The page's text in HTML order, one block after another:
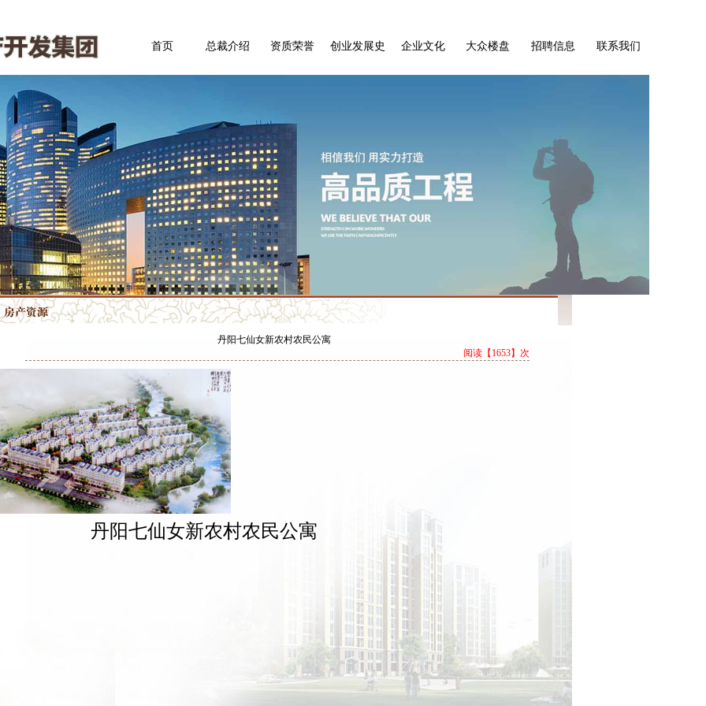
首页 总裁介绍 资质荣誉 创业发展史 企业文化 大众楼盘 招聘信息 联系我们
丹阳七仙女新农村农民公寓
阅读【1653】次
丹阳七仙女新农村农民公寓